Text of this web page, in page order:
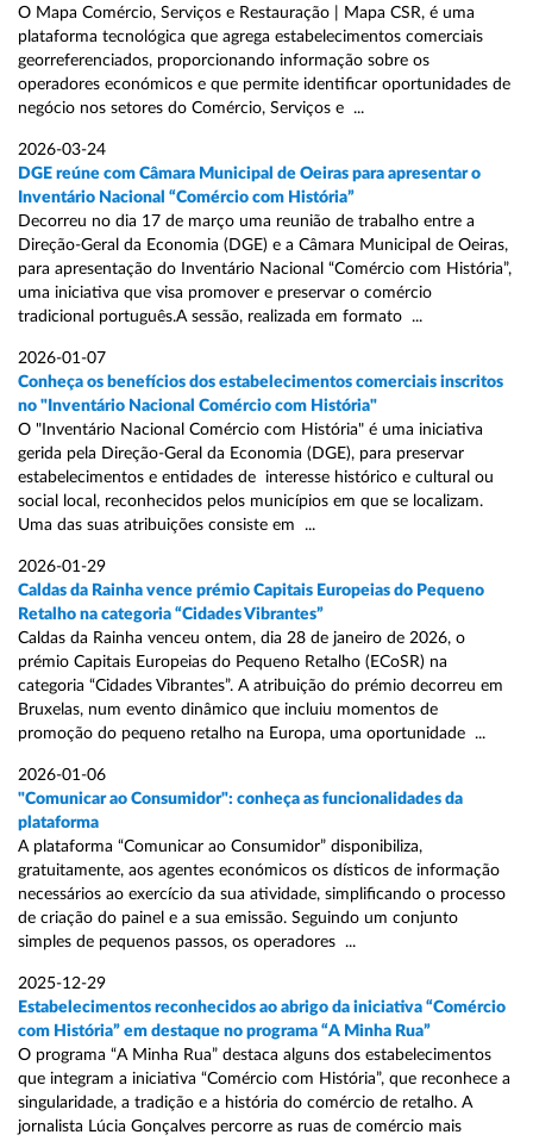
O Mapa Comércio, Serviços e Restauração | Mapa CSR, é uma
plataforma tecnológica que agrega estabelecimentos comerciais
georreferenciados, proporcionando informação sobre os
operadores económicos e que permite identificar oportunidades de
negócio nos setores do Comércio, Serviços e ...
2026-03-24
DGE reúne com Câmara Municipal de Oeiras para apresentar o
Inventário Nacional “Comércio com História”
Decorreu no dia 17 de março uma reunião de trabalho entre a
Direção-Geral da Economia (DGE) e a Câmara Municipal de Oeiras,
para apresentação do Inventário Nacional “Comércio com História”,
uma iniciativa que visa promover e preservar o comércio
tradicional português.A sessão, realizada em formato ...
2026-01-07
Conheça os benefícios dos estabelecimentos comerciais inscritos
no "Inventário Nacional Comércio com História"
O "Inventário Nacional Comércio com História" é uma iniciativa
gerida pela Direção-Geral da Economia (DGE), para preservar
estabelecimentos e entidades de interesse histórico e cultural ou
social local, reconhecidos pelos municípios em que se localizam.
Uma das suas atribuições consiste em ...
2026-01-29
Caldas da Rainha vence prémio Capitais Europeias do Pequeno
Retalho na categoria “Cidades Vibrantes”
Caldas da Rainha venceu ontem, dia 28 de janeiro de 2026, o
prémio Capitais Europeias do Pequeno Retalho (ECoSR) na
categoria “Cidades Vibrantes”. A atribuição do prémio decorreu em
Bruxelas, num evento dinâmico que incluiu momentos de
promoção do pequeno retalho na Europa, uma oportunidade ...
2026-01-06
"Comunicar ao Consumidor": conheça as funcionalidades da
plataforma
A plataforma “Comunicar ao Consumidor” disponibiliza,
gratuitamente, aos agentes económicos os dísticos de informação
necessários ao exercício da sua atividade, simplificando o processo
de criação do painel e a sua emissão. Seguindo um conjunto
simples de pequenos passos, os operadores ...
2025-12-29
Estabelecimentos reconhecidos ao abrigo da iniciativa “Comércio
com História” em destaque no programa “A Minha Rua”
O programa “A Minha Rua” destaca alguns dos estabelecimentos
que integram a iniciativa “Comércio com História”, que reconhece a
singularidade, a tradição e a história do comércio de retalho. A
jornalista Lúcia Gonçalves percorre as ruas de comércio mais